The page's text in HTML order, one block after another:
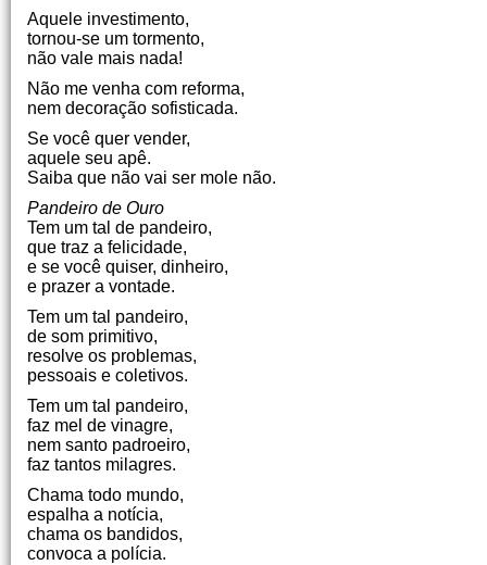
Aquele investimento,
tornou-se um tormento,
não vale mais nada!
Não me venha com reforma,
nem decoração sofisticada.
Se você quer vender,
aquele seu apê.
Saiba que não vai ser mole não.
Pandeiro de Ouro
Tem um tal de pandeiro,
que traz a felicidade,
e se você quiser, dinheiro,
e prazer a vontade.
Tem um tal pandeiro,
de som primitivo,
resolve os problemas,
pessoais e coletivos.
Tem um tal pandeiro,
faz mel de vinagre,
nem santo padroeiro,
faz tantos milagres.
Chama todo mundo,
espalha a notícia,
chama os bandidos,
convoca a polícia.